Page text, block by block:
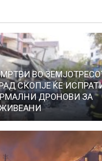
ВО
СКОПЈЕ ЌЕ
ДРОНОВИ ЗА